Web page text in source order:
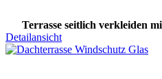
Terrasse seitlich verkleiden
Detailansicht